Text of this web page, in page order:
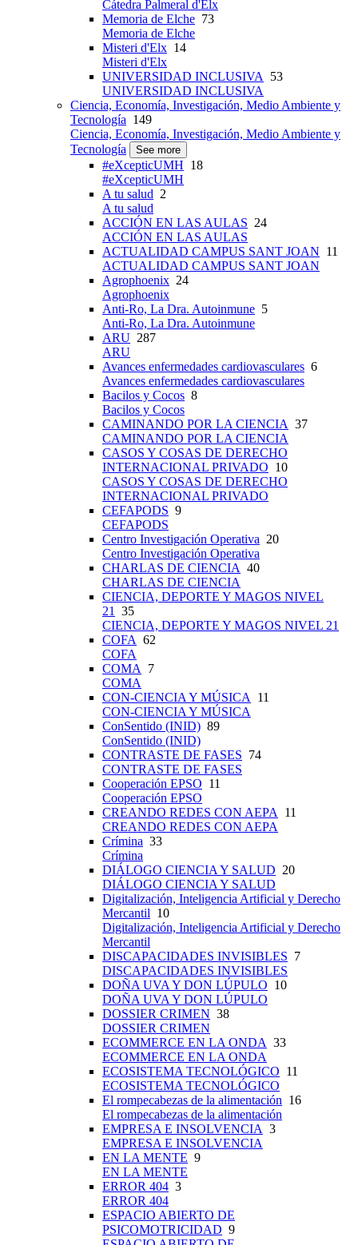
Cátedra Palmeral d'Elx
Memoria de Elche 73
Memoria de Elche
Misteri d'Elx 14
Misteri d'Elx
UNIVERSIDAD INCLUSIVA 53
UNIVERSIDAD INCLUSIVA
Ciencia, Economía, Investigación, Medio Ambiente y
Tecnología 149
Ciencia, Economía, Investigación, Medio Ambiente y
Tecnología
See more
#eXcepticUMH 18
#eXcepticUMH
A tu salud 2
A tu salud
ACCIÓN EN LAS AULAS 24
ACCIÓN EN LAS AULAS
ACTUALIDAD CAMPUS SANT JOAN 11
ACTUALIDAD CAMPUS SANT JOAN
Agrophoenix 24
Agrophoenix
Anti-Ro, La Dra. Autoinmune 5
Anti-Ro, La Dra. Autoinmune
ARU 287
ARU
Avances enfermedades cardiovasculares 6
Avances enfermedades cardiovasculares
Bacilos y Cocos 8
Bacilos y Cocos
CAMINANDO POR LA CIENCIA 37
CAMINANDO POR LA CIENCIA
CASOS Y COSAS DE DERECHO
INTERNACIONAL PRIVADO 10
CASOS Y COSAS DE DERECHO
INTERNACIONAL PRIVADO
CEFAPODS 9
CEFAPODS
Centro Investigación Operativa 20
Centro Investigación Operativa
CHARLAS DE CIENCIA 40
CHARLAS DE CIENCIA
CIENCIA, DEPORTE Y MAGOS NIVEL
21 35
CIENCIA, DEPORTE Y MAGOS NIVEL 21
COFA 62
COFA
COMA 7
COMA
CON-CIENCIA Y MÚSICA 11
CON-CIENCIA Y MÚSICA
ConSentido (INID) 89
ConSentido (INID)
CONTRASTE DE FASES 74
CONTRASTE DE FASES
Cooperación EPSO 11
Cooperación EPSO
CREANDO REDES CON AEPA 11
CREANDO REDES CON AEPA
Crímina 33
Crímina
DIÁLOGO CIENCIA Y SALUD 20
DIÁLOGO CIENCIA Y SALUD
Digitalización, Inteligencia Artificial y Derecho
Mercantil 10
Digitalización, Inteligencia Artificial y Derecho
Mercantil
DISCAPACIDADES INVISIBLES 7
DISCAPACIDADES INVISIBLES
DOÑA UVA Y DON LÚPULO 10
DOÑA UVA Y DON LÚPULO
DOSSIER CRIMEN 38
DOSSIER CRIMEN
ECOMMERCE EN LA ONDA 33
ECOMMERCE EN LA ONDA
ECOSISTEMA TECNOLÓGICO 11
ECOSISTEMA TECNOLÓGICO
El rompecabezas de la alimentación 16
El rompecabezas de la alimentación
EMPRESA E INSOLVENCIA 3
EMPRESA E INSOLVENCIA
EN LA MENTE 9
EN LA MENTE
ERROR 404 3
ERROR 404
ESPACIO ABIERTO DE
PSICOMOTRICIDAD 9